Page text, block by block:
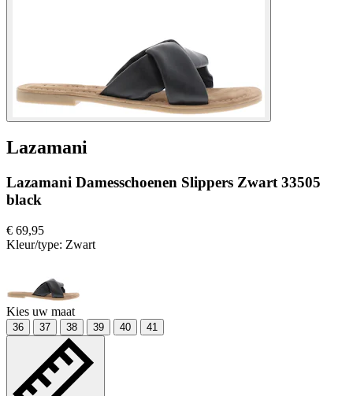
Lazamani
Lazamani Damesschoenen Slippers Zwart 33505
black
€ 69,95
Kleur/type: Zwart
Kies uw maat
36 37 38 39 40 41